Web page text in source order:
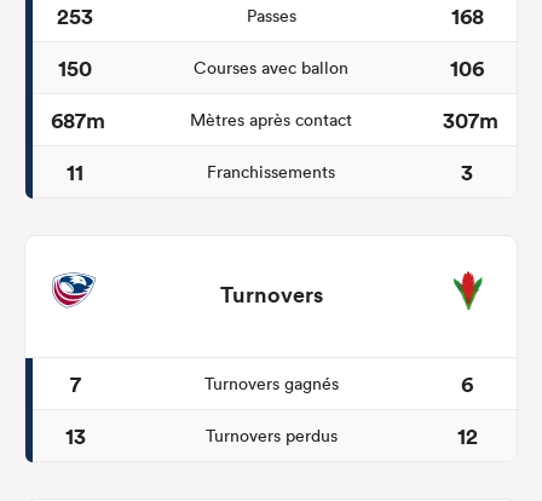
253 Passes
168
150
Courses avec ballon
106
687m
Mètres après contact
307m
11
Franchissements 3
Turnovers
7 Turnovers gagnés
6
13
Turnovers perdus 12